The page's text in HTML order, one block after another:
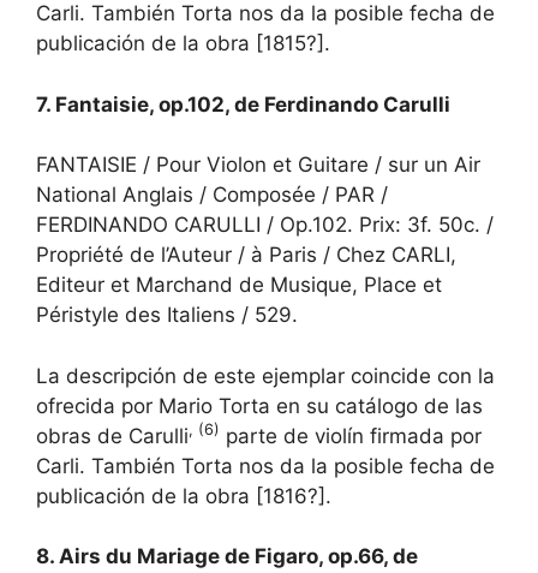
Carli. También Torta nos da la posible fecha de
publicación de la obra [1815?].
7. Fantaisie, op.102, de Ferdinando Carulli
FANTAISIE / Pour Violon et Guitare / sur un Air
National Anglais / Composée / PAR /
FERDINANDO CARULLI / Op.102. Prix: 3f. 50c. /
Propriété de l’Auteur / à Paris / Chez CARLI,
Editeur et Marchand de Musique, Place et
Péristyle des Italiens / 529.
La descripción de este ejemplar coincide con la
ofrecida por Mario Torta en su catálogo de las
obras de Carulli, (6) parte de violín firmada por
Carli. También Torta nos da la posible fecha de
publicación de la obra [1816?].
8. Airs du Mariage de Figaro, op.66, de